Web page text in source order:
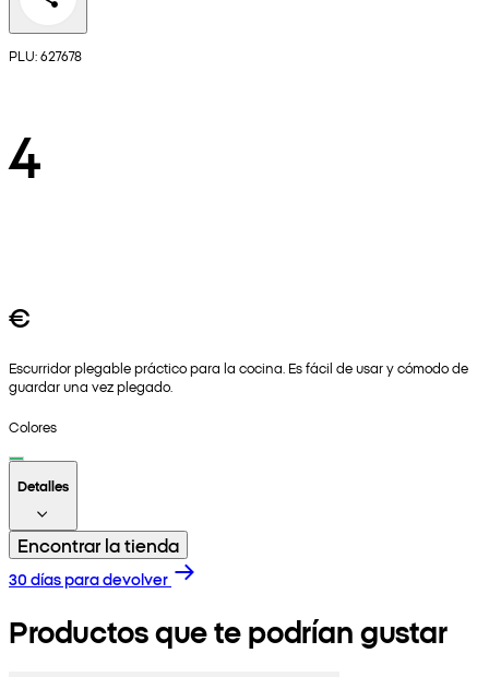
PLU: 627678
4
€
Escurridor plegable práctico para la cocina. Es fácil de usar y cómodo de
guardar una vez plegado.
Colores
Detalles
Encontrar la tienda
30 días para devolver
Productos que te podrían gustar